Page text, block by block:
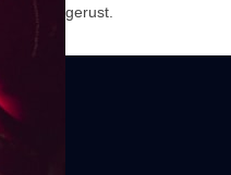
gerust.